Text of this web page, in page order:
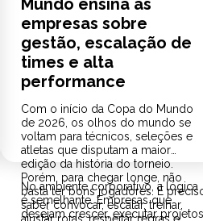
Mundo ensina às
empresas sobre
gestão, escalação de
times e alta
performance
Com o início da Copa do Mundo
de 2026, os olhos do mundo se
voltam para técnicos, seleções e
atletas que disputam a maior
edição da história do torneio.
Porém, para chegar longe, não
basta ter bons jogadores. É
saber convocar, escalar, treinar,
No ambiente corporativo, a lógica
é semelhante. Empresas que
desejam crescer, executar projetos